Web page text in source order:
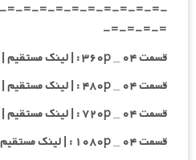
=-=-=-=-=-=-=-=-=-
=-=-=-=-
قسمت ۰۴ _ ۳۶۰p : | لینک مستقیم |
قسمت ۰۴ _ ۴۸۰p : | لینک مستقیم |
قسمت ۰۴ _ ۷۲۰p : | لینک مستقیم |
قسمت ۰۴ _ ۱۰۸۰p : | لینک مستقیم |